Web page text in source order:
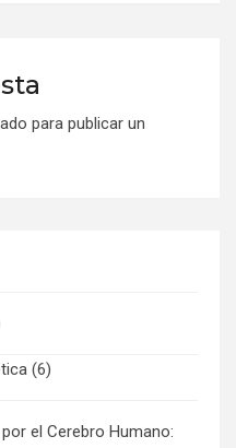
para publicar un
(6)
el Cerebro Humano: